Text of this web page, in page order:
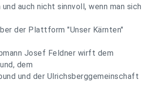
auch nicht sinnvoll, wenn man sich
der Plattform "Unser Kärnten"
Josef Feldner wirft dem
dem
und der Ulrichsberggemeinschaft